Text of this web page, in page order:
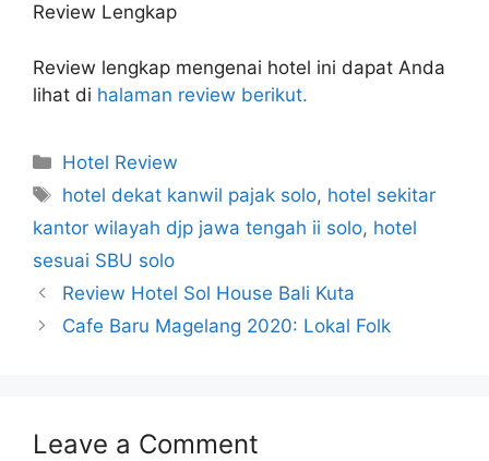
Review Lengkap
Review lengkap mengenai hotel ini dapat Anda
lihat di halaman review berikut.
Categories
Hotel Review
Tags
hotel dekat kanwil pajak solo, hotel sekitar
kantor wilayah djp jawa tengah ii solo, hotel
sesuai SBU solo
Review Hotel Sol House Bali Kuta
Cafe Baru Magelang 2020: Lokal Folk
Leave a Comment